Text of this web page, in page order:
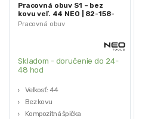
Pracovná obuv
Pracovná obuv S1 – bez
kovu veľ. 44 NEO | 82-158-
44
Skladom - doručenie do 24-
48 hod
Veľkosť: 44
Bez kovu
Kompozitná špička